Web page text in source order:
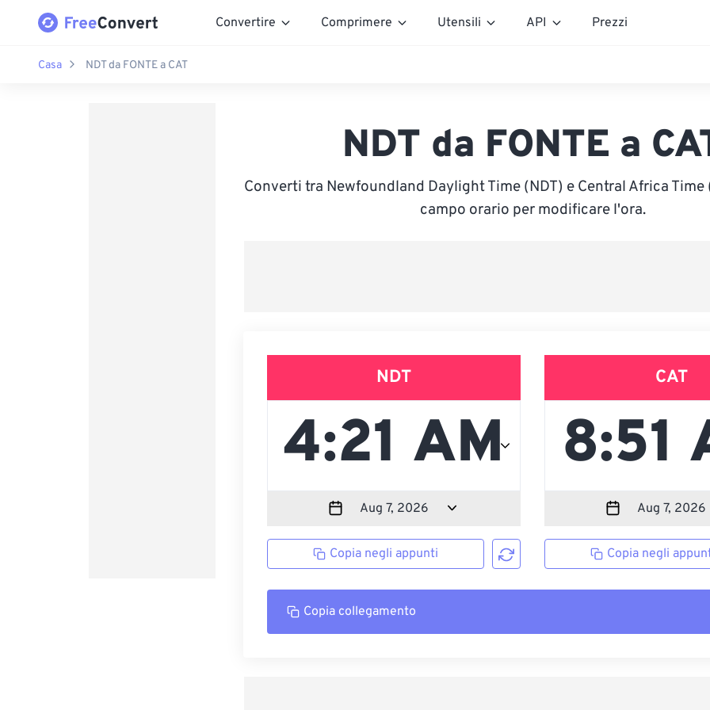
Convertire Comprimere Utensili API Prezzi
Casa NDT da FONTE a CAT
NDT da FONTE a
Converti tra Newfoundland Daylight Time (NDT) e Central Africa Time
campo orario per modificare l'ora.
NDT
Copia negli appunti
CAT
Copia negli
Copia collegamento